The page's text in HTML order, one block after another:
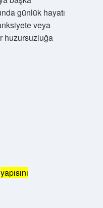
günlük hayatı
veya
huzursuzluğa
yapısını